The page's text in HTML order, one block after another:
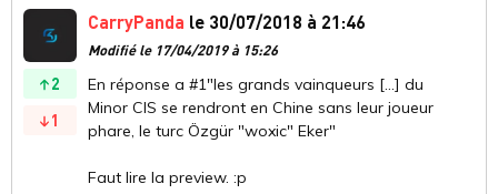
2
1
CarryPanda le 30/07/2018 à 21:46
Modifié le 17/04/2019 à 15:26
En réponse a #1"les grands vainqueurs [...] du
Minor CIS se rendront en Chine sans leur joueur
phare, le turc Özgür "woxic" Eker"
Faut lire la preview. :p